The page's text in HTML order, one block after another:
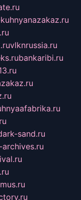
vlknrussia.ru
bankaribi.ru
sand.ru
archives.ru